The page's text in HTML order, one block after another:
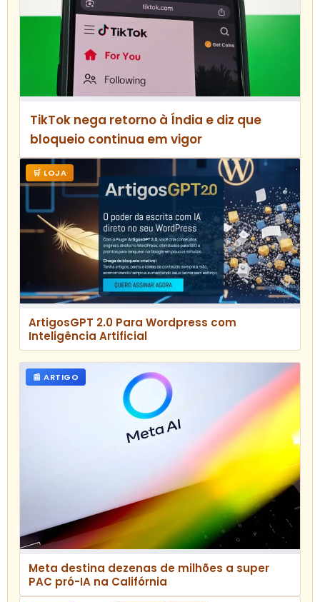
TikTok nega retorno à Índia e diz que
bloqueio continua em vigor
🛒 LOJA
ArtigosGPT 2.0 Para Wordpress com
Inteligência Artificial
📰 ARTIGO
Meta destina dezenas de milhões a super
PAC pró-IA na Califórnia